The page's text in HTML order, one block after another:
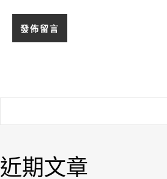
近期文章
Royal.